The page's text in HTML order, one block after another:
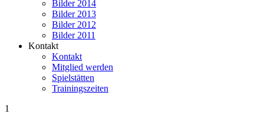
Bilder 2014
Bilder 2013
Bilder 2012
Bilder 2011
Kontakt
Kontakt
Mitglied werden
Spielstätten
Trainingszeiten
1